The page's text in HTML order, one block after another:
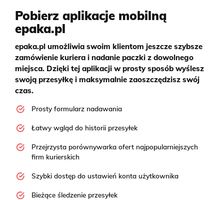
Pobierz aplikacje mobilną
epaka.pl
epaka.pl umożliwia swoim klientom jeszcze szybsze
zamówienie kuriera i nadanie paczki z dowolnego
miejsca. Dzięki tej aplikacji w prosty sposób wyślesz
swoją przesyłkę i maksymalnie zaoszczędzisz swój
czas.
Prosty formularz nadawania
Łatwy wgląd do historii przesyłek
Przejrzysta porównywarka ofert najpopularniejszych
firm kurierskich
Szybki dostęp do ustawień konta użytkownika
Bieżące śledzenie przesyłek